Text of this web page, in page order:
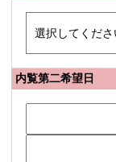
内覧第二希望日